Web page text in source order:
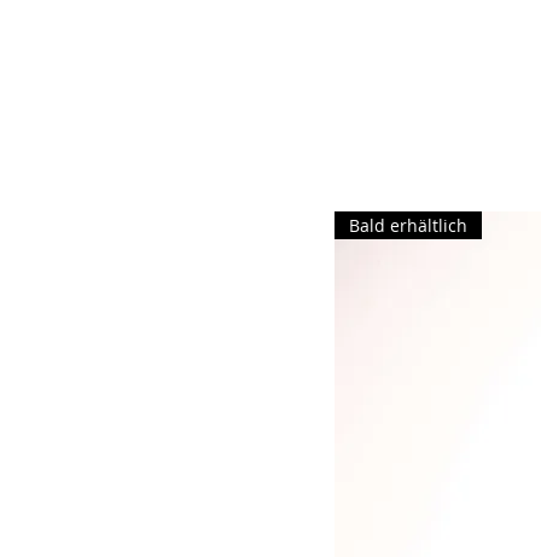
Bald erhältlich